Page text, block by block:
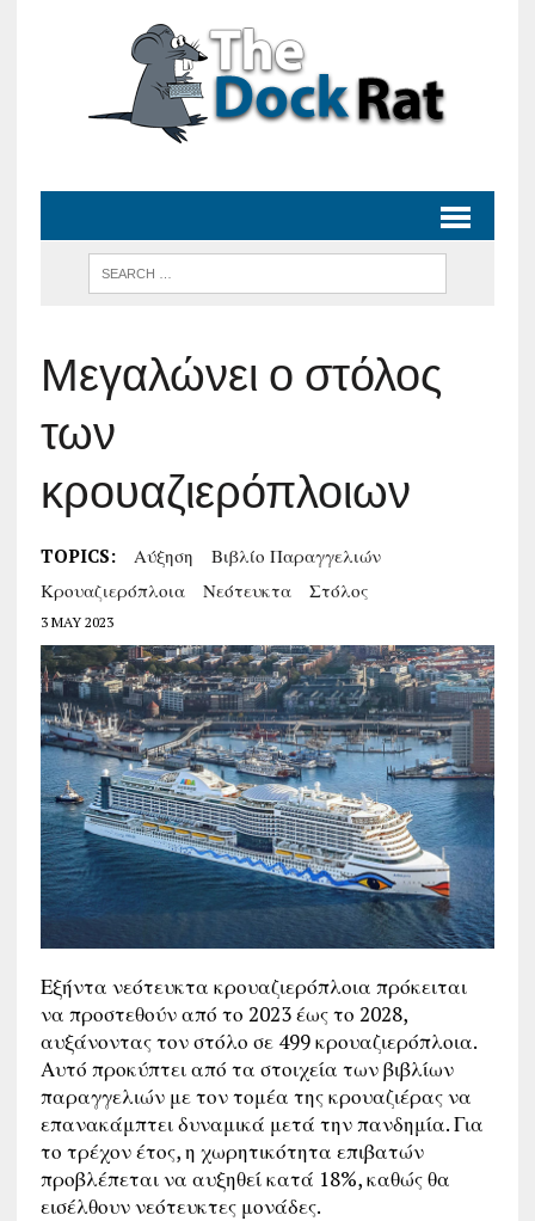
Μεγαλώνει ο στόλος
των
κρουαζιερόπλοιων
TOPICS: Αύξηση
Βιβλίο Παραγγελιών
Κρουαζιερόπλοια
Νεότευκτα Στόλος
3 MAY 2023
Εξήντα νεότευκτα κρουαζιερόπλοια πρόκειται
να προστεθούν από το 2023 έως το 2028,
αυξάνοντας τον στόλο σε 499 κρουαζιερόπλοια.
Αυτό προκύπτει από τα στοιχεία των βιβλίων
παραγγελιών με τον τομέα της κρουαζιέρας να
επανακάμπτει δυναμικά μετά την πανδημία. Για
το τρέχον έτος, η χωρητικότητα επιβατών
προβλέπεται να αυξηθεί κατά 18%, καθώς θα
εισέλθουν νεότευκτες μονάδες.